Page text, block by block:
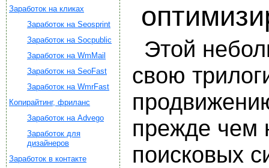
Заработок на кликах
Заработок на Seosprint
Заработок на Socpublic
Заработок на WmMail
Заработок на SeoFast
Заработок на WmrFast
Копирайтинг, фриланс
Заработок на Advego
Заработок для
дизайнеров
Заработок в контакте
Этой
свою
прежде чем
поисковых